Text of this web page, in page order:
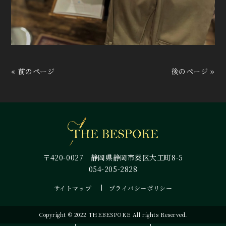
« 前のページ 後のページ »
〒420-0027 静岡県静岡市葵区大工町8-5
054-205-2828
サイトマップ プライバシーポリシー
Copyright © 2022 THEBESPOKE All rights Reserved.